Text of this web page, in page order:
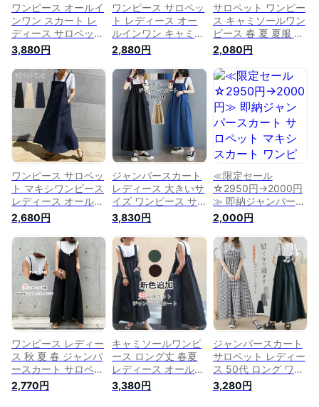
ワンピース オールイ
ンワン スカート レ
ディース サロペット
綺麗 キャミワンピ
秋 送料無料 ロング
丈 ジャンパースカー
ト レディース キャ
ミソール ロング 大
きいサイズ マキシ
ゆったり 着痩せ 夏
春
3,880円
ワンピース サロペッ
ト レディース オー
ルインワン キャミワ
ンピース ジャンパー
スカート 重ね着 無
地 オーバーオール
ゆったり 着痩せ OL
2,880円
サロペット ワンピー
ス キャミソールワン
ピース 春 夏 夏服 ジ
ャンパースカート レ
ディース キャミワン
ピ ロングワンピース
タンクトップワンピ
ース オールインワン
体型カバー おしゃれ
ゆったり ノースリー
ブ 着痩せ 重ね着 レ
イヤード風 オシャレ
送料無料
2,080円
ワンピース サロペッ
ト マキシワンピース
レディース オールイ
ンワン 綿 綿混 キャ
ミワンピース ジャン
パースカート 重ね着
無地 オーバーオール
ゆったり 着痩せ 送
料無料
2,680円
ジャンパースカート
レディース 大きいサ
イズ ワンピース サ
ロペットスカート キ
ャミソール ロング丈
キャミワンピース ロ
ングワンピース オー
ルインワン ゆったり
ジャンパー ギャザー
黒 キャミワンピ ポ
ケット付き 重ね着
レイヤード
3,830円
≪限定セール
☆2950円→2000円
≫ 即納ジャンパース
カート サロペット
マキシ スカート ワ
ンピース レディース
サロペット キャミワ
ンピース 重ね着 レ
イヤード ゆったり
キャミワンピ ロング
ワンピース オールイ
ンワン ジャンパー
無地 オーバーサイズ
着痩せ
2,000円
ワンピース レディー
ス 秋 夏 春 ジャンパ
ースカート サロペッ
ト キャミソールワン
ピース レディース
2,770円
キャミソールワンピ
ース ロング丈 春夏
レディース オールイ
ンワン サロペット
大きいサイズ ロング
3,380円
ジャンパースカート
サロペット レディー
ス 50代 ロング ワン
ピース キャミソール
ワンピース ゆったり
3,280円